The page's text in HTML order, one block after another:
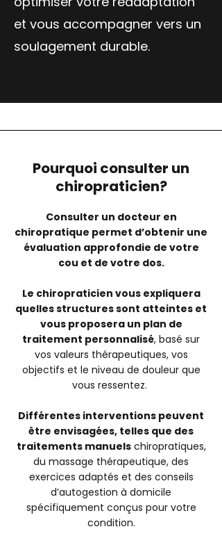
et vous accompagner vers un
soulagement durable.
Pourquoi consulter un
chiropraticien?
Consulter un docteur en
chiropratique permet d’obtenir une
évaluation approfondie de votre
cou et de votre dos.
Le chiropraticien vous expliquera
quelles structures sont atteintes et
vous proposera un plan de
traitement personnalisé, basé sur
vos valeurs thérapeutiques, vos
objectifs et le niveau de douleur que
vous ressentez.
Différentes interventions peuvent
être envisagées, telles que des
traitements manuelschiropratiques,
du massage thérapeutique, des
exercices adaptés et des conseils
d’autogestion à domicile
spécifiquement conçus pour votre
condition.